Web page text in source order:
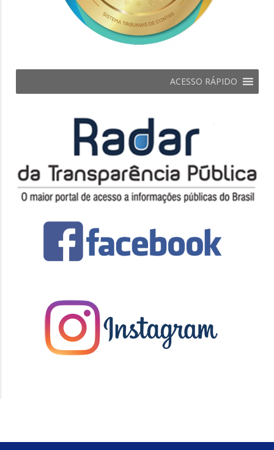
ACESSO RÁPIDO